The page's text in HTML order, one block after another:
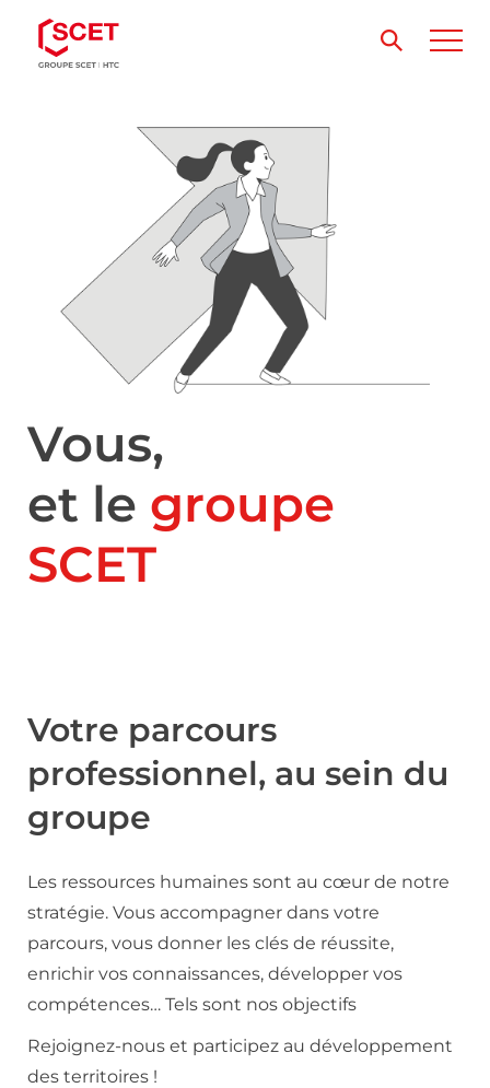
Vous,
et le groupe
SCET
Votre parcours
professionnel, au sein du
groupe
Les ressources humaines sont au cœur de notre
stratégie. Vous accompagner dans votre
parcours, vous donner les clés de réussite,
enrichir vos connaissances, développer vos
compétences… Tels sont nos objectifs
Rejoignez-nous et participez au développement
des territoires !